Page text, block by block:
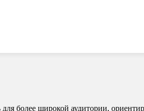
более широкой аудитории,